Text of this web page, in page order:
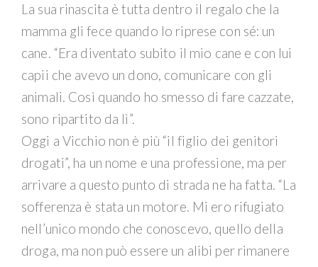
La sua rinascita è tutta dentro il regalo che la
mamma gli fece quando lo riprese con sé: un
cane. “Era diventato subito il mio cane e con lui
capii che avevo un dono, comunicare con gli
animali. Così quando ho smesso di fare cazzate,
sono ripartito da lì”.
Oggi a Vicchio non è più “il figlio dei genitori
drogati”, ha un nome e una professione, ma per
arrivare a questo punto di strada ne ha fatta. “La
sofferenza è stata un motore. Mi ero rifugiato
nell’unico mondo che conoscevo, quello della
droga, ma non può essere un alibi per rimanere